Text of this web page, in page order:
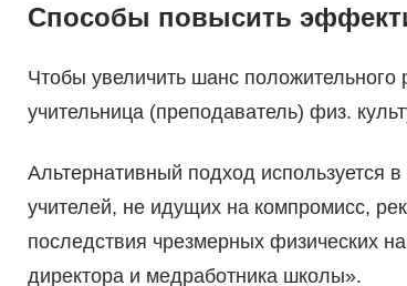
Способы повысить
Чтобы увеличить шанс
учительница (преподаватель) физ.
Альтернативный подход используется
учителей, не идущих на компромисс,
последствия чрезмерных физических
директора и медработника школы».